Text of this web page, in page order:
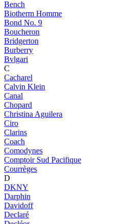
Bench
Biotherm Homme
Bond No. 9
Boucheron
Bridgerton
Burberry
Bvlgari
C
Cacharel
Calvin Klein
Canal
Chopard
Christina Aguilera
Ciro
Clarins
Coach
Comodynes
Comptoir Sud Pacifique
Courrèges
D
DKNY
Darphin
Davidoff
Declaré